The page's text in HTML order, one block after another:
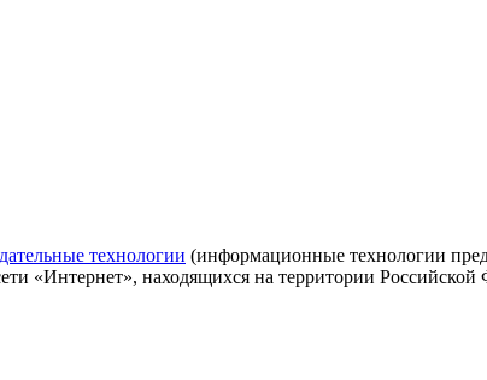
технологии (информационные технологии
«Интернет», находящихся на территории